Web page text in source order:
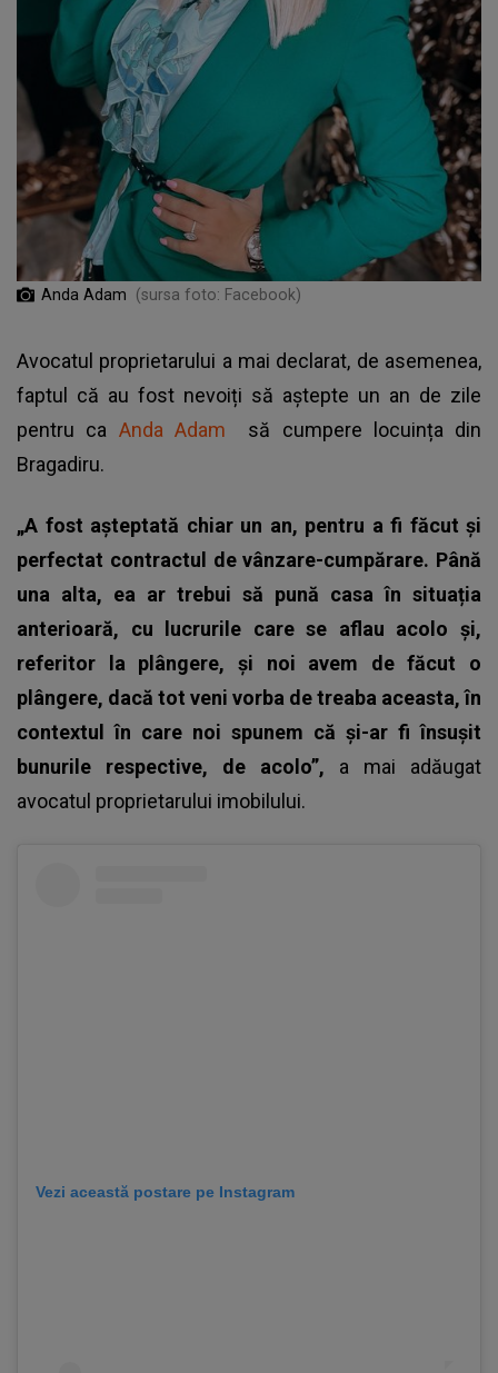
Anda Adam (sursa foto: Facebook)
Avocatul proprietarului a mai declarat, de asemenea,
faptul că au fost nevoiți să aștepte un an de zile
pentru ca Anda Adam
să cumpere locuința din
Bragadiru.
„A fost așteptată chiar un an, pentru a fi făcut și
perfectat contractul de vânzare-cumpărare. Până
una alta, ea ar trebui să pună casa în situația
anterioară, cu lucrurile care se aflau acolo și,
referitor la plângere, și noi avem de făcut o
plângere, dacă tot veni vorba de treaba aceasta, în
contextul în care noi spunem că și-ar fi însușit
bunurile respective, de acolo”, a mai adăugat
avocatul proprietarului imobilului.
Vezi această postare pe Instagram